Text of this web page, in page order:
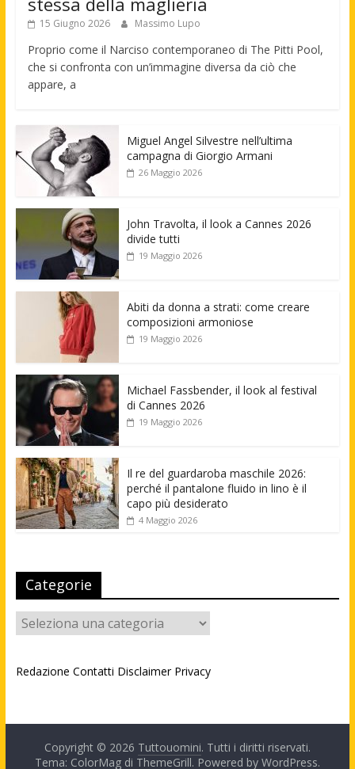
15 Giugno 2026 Massimo Lupo
Proprio come il Narciso contemporaneo di The Pitti Pool,
che si confronta con un’immagine diversa da ciò che
appare, a
Miguel Angel Silvestre nell’ultima
campagna di Giorgio Armani
26 Maggio 2026
John Travolta, il look a Cannes 2026
divide tutti
19 Maggio 2026
Abiti da donna a strati: come creare
composizioni armoniose
19 Maggio 2026
Michael Fassbender, il look al festival
di Cannes 2026
19 Maggio 2026
Il re del guardaroba maschile 2026:
perché il pantalone fluido in lino è il
capo più desiderato
4 Maggio 2026
Categorie
Categorie
Redazione Contatti Disclaimer Privacy
Copyright © 2026 Tuttouomini. Tutti i diritti riservati.
Tema: ColorMag di ThemeGrill. Powered by WordPress.